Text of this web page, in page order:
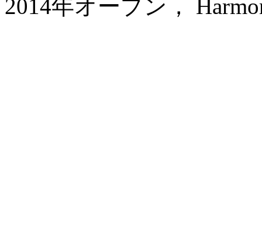
2014年オープン，